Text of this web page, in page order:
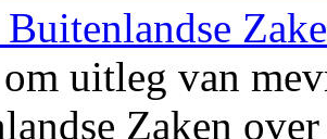
uitleg van
Zaken